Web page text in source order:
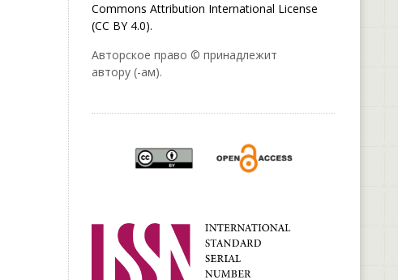
Commons Attribution International License
(CC BY 4.0).
Авторское право © принадлежит
автору (-ам).